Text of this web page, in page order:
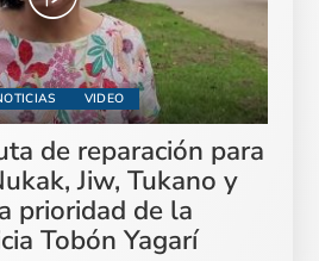
VIDEO
de reparación para
Jiw, Tukano y
prioridad de la
Tobón Yagarí